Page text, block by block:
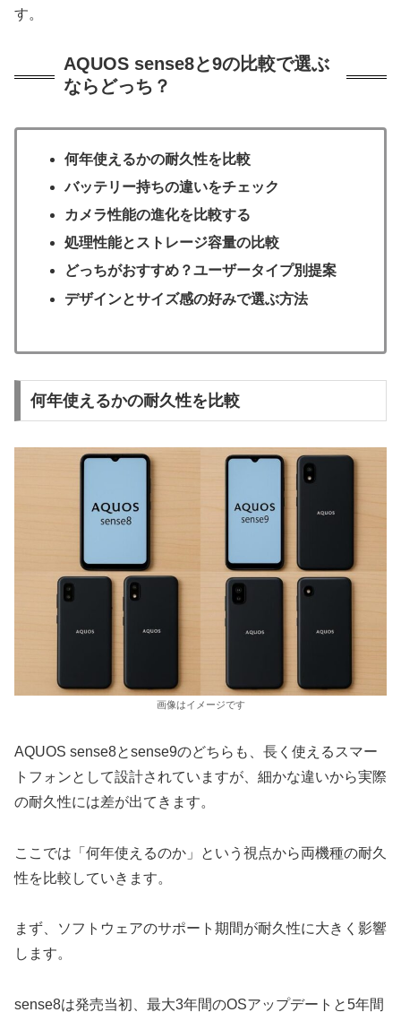
す。
AQUOS sense8と9の比較で選ぶ
ならどっち？
何年使えるかの耐久性を比較
バッテリー持ちの違いをチェック
カメラ性能の進化を比較する
処理性能とストレージ容量の比較
どっちがおすすめ？ユーザータイプ別提案
デザインとサイズ感の好みで選ぶ方法
何年使えるかの耐久性を比較
画像はイメージです
AQUOS sense8とsense9のどちらも、長く使えるスマー
トフォンとして設計されていますが、細かな違いから実際
の耐久性には差が出てきます。
ここでは「何年使えるのか」という視点から両機種の耐久
性を比較していきます。
まず、ソフトウェアのサポート期間が耐久性に大きく影響
します。
sense8は発売当初、最大3年間のOSアップデートと5年間